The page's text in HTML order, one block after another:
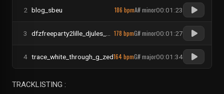
2 blog_sbeu 186 bpmA# minor00:01:23
3 178 bpmG# minor00:01:27
4 trace_white_through_g_zed164 bpmG# major00:01:34
TRACKLISTING :